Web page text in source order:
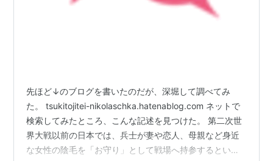
先ほど↓のブログを書いたのだが、深堀して調べてみ
た。 tsukitojitei-nikolaschka.hatenablog.com ネットで
検索してみたところ、こんな記述を見つけた。 第二次世
界大戦以前の日本では、兵士が妻や恋人、母親など身近
な女性の陰毛を「お守り」として戦場へ持参するという